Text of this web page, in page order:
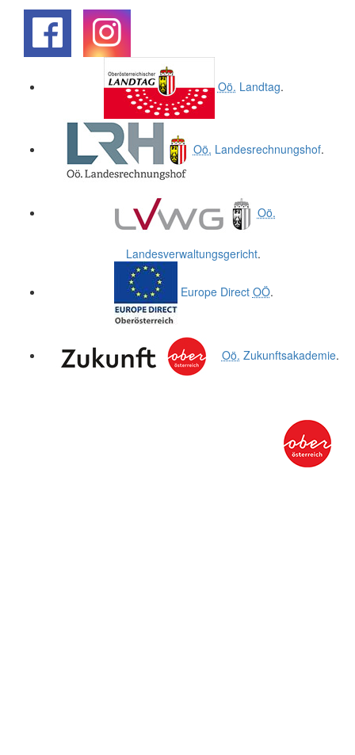
Oö. Landtag.
Oö. Landesrechnungshof.
Oö.
Landesverwaltungsgericht.
Europe Direct OÖ.
Oö. Zukunftsakademie.